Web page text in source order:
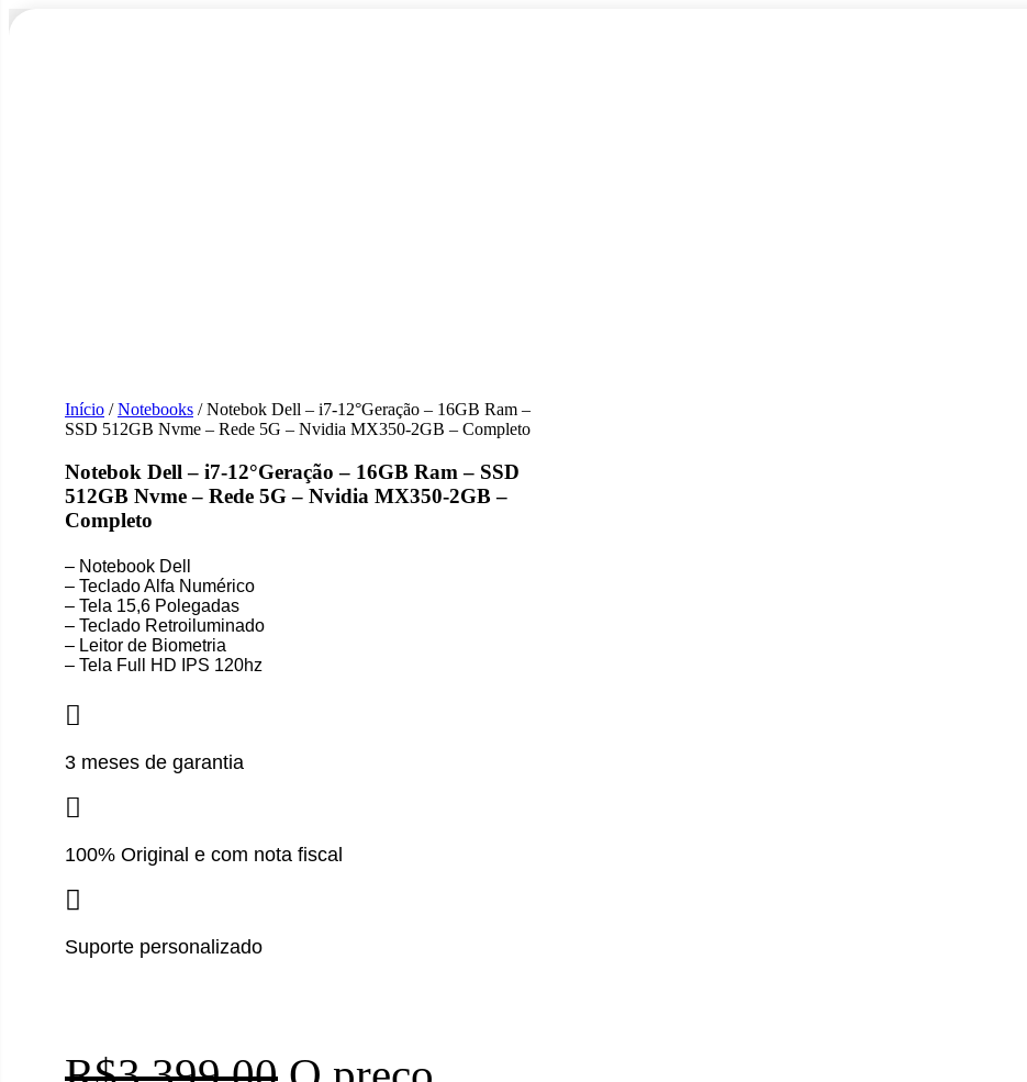
Início /Notebooks / Notebok Dell – i7-12°Geração – 16GB Ram –
SSD 512GB Nvme – Rede 5G – Nvidia MX350-2GB – Completo
Notebok Dell – i7-12°Geração – 16GB Ram – SSD
512GB Nvme – Rede 5G – Nvidia MX350-2GB –
Completo
– Notebook Dell
– Teclado Alfa Numérico
– Tela 15,6 Polegadas
– ⁠Teclado Retroiluminado
– ⁠Leitor de Biometria
– ⁠Tela Full HD IPS 120hz
3 meses de garantia
100% Original e com nota fiscal
Suporte personalizado